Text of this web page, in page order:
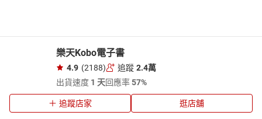
樂天Kobo電子書
4.9 (2188) 追蹤 2.4萬
出貨速度 1 天回應率57%
追蹤店家 逛店舖